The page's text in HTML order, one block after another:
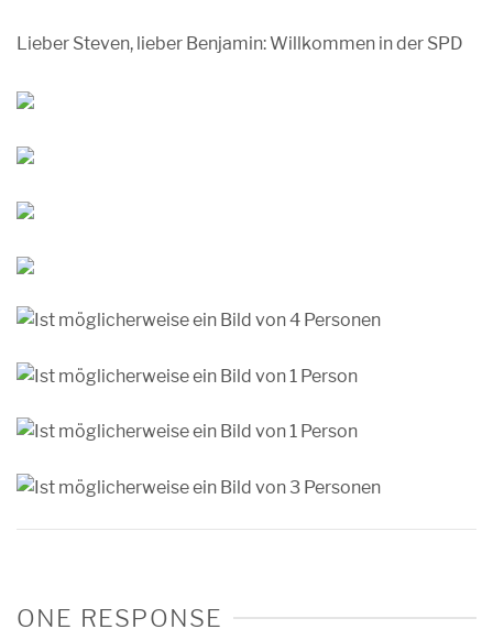
Lieber Steven, lieber Benjamin: Willkommen in der SPD
ONE RESPONSE